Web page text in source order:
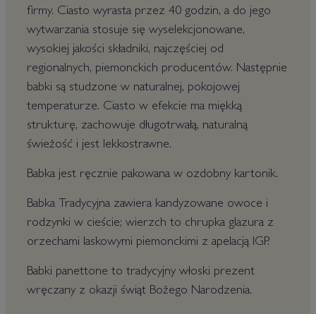
firmy. Ciasto wyrasta przez 40 godzin, a do jego
wytwarzania stosuje się wyselekcjonowane,
wysokiej jakości składniki, najczęściej od
regionalnych, piemonckich producentów. Następnie
babki są studzone w naturalnej, pokojowej
temperaturze. Ciasto w efekcie ma miękką
strukturę, zachowuje długotrwałą, naturalną
świeżość i jest lekkostrawne.
Babka jest ręcznie pakowana w ozdobny kartonik.
Babka Tradycyjna zawiera kandyzowane owoce i
rodzynki w cieście; wierzch to chrupka glazura z
orzechami laskowymi piemonckimi z apelacją IGP.
Babki panettone to tradycyjny włoski prezent
wręczany z okazji świąt Bożego Narodzenia.